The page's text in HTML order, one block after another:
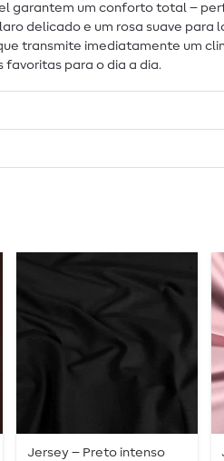
garantem um conforto total –
delicado e um rosa suave para
transmite imediatamente um
favoritas para o dia a dia.
Jersey – Preto intenso